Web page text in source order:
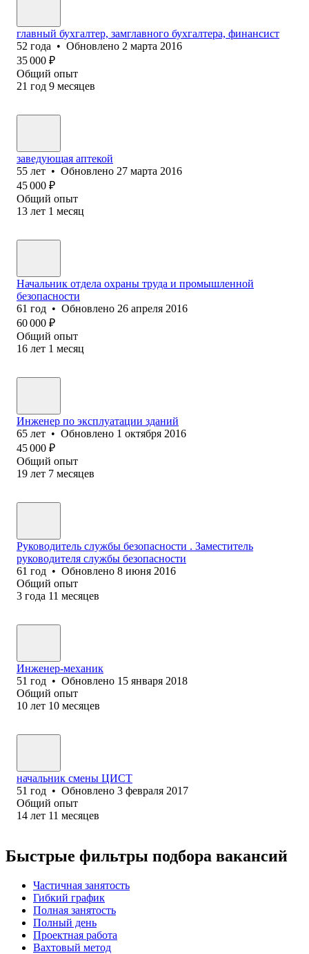
главный бухгалтер, замглавного бухгалтера, финансист
52 года • Обновлено 2 марта 2016
35 000 ₽
Общий опыт
21 год 9 месяцев
заведующая аптекой
55 лет • Обновлено 27 марта 2016
45 000 ₽
Общий опыт
13 лет 1 месяц
Начальник отдела охраны труда и промышленной
безопасности
61 год • Обновлено 26 апреля 2016
60 000 ₽
Общий опыт
16 лет 1 месяц
Инженер по эксплуатации зданий
65 лет • Обновлено 1 октября 2016
45 000 ₽
Общий опыт
19 лет 7 месяцев
Руководитель службы безопасности . Заместитель
руководителя службы безопасности
61 год • Обновлено 8 июня 2016
Общий опыт
3 года 11 месяцев
Инженер-механик
51 год • Обновлено 15 января 2018
Общий опыт
10 лет 10 месяцев
начальник смены ЦИСТ
51 год • Обновлено 3 февраля 2017
Общий опыт
14 лет 11 месяцев
Быстрые фильтры подбора вакансий
Частичная занятость
Гибкий график
Полная занятость
Полный день
Проектная работа
Вахтовый метод